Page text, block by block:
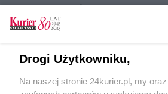
Wsparcie dla mieszkańców
Dzisiaj tłusty czwartek. Które
najpyszniejsze? [GALERIA, FILM]
Punkt wydawania żywności w
Drogi Użytkowniku,
Na naszej stronie 24kurier.pl, my